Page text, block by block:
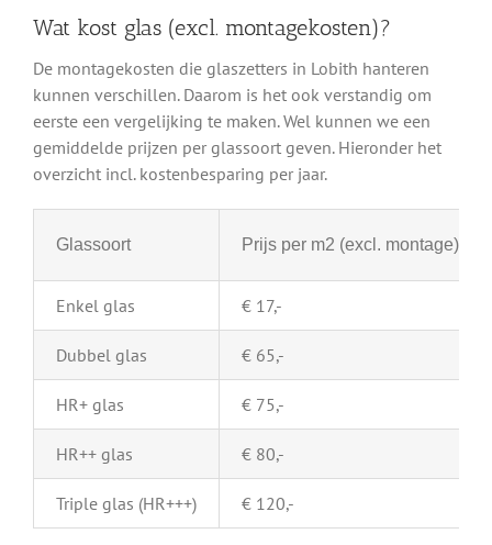
Wat kost glas (excl. montagekosten)?
De montagekosten die glaszetters in Lobith hanteren
kunnen verschillen. Daarom is het ook verstandig om
eerste een vergelijking te maken. Wel kunnen we een
gemiddelde prijzen per glassoort geven. Hieronder het
overzicht incl. kostenbesparing per jaar.
Glassoort Prijs per m2 (excl. montage)
Enkel glas € 17,-
Dubbel glas € 65,-
HR+ glas € 75,-
HR++ glas € 80,-
Triple glas (HR+++) € 120,-